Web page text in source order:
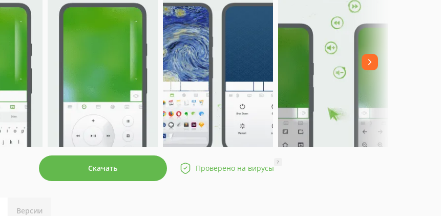
Скачать Проверено на вирусы
?
Версии